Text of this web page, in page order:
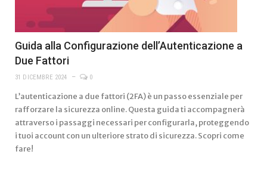
Guida alla Configurazione dell’Autenticazione a
Due Fattori
31 DICEMBRE 2024 0
L’autenticazione a due fattori (2FA) è un passo essenziale per
rafforzare la sicurezza online. Questa guida ti accompagnerà
attraverso i passaggi necessari per configurarla, proteggendo
i tuoi account con un ulteriore strato di sicurezza. Scopri come
fare!